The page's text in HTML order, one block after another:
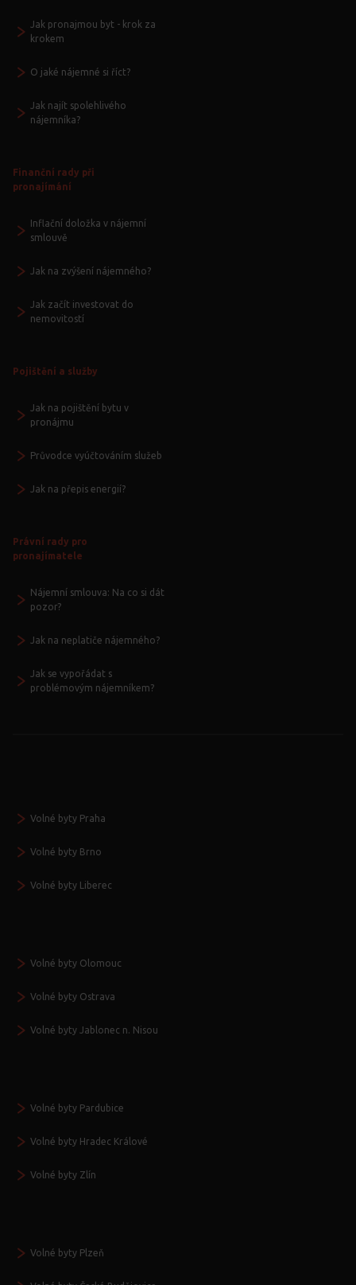
Jak pronajmou byt - krok za
krokem
O jaké nájemné si říct?
Jak najít spolehlivého
nájemníka?
Finanční rady při
pronajímání
Inflační doložka v nájemní
smlouvě
Jak na zvýšení nájemného?
Jak začít investovat do
nemovitostí
Pojištění a služby
Jak na pojištění bytu v
pronájmu
Průvodce vyúčtováním služeb
Jak na přepis energií?
Právní rady pro
pronajímatele
Nájemní smlouva: Na co si dát
pozor?
Jak na neplatiče nájemného?
Jak se vypořádat s
problémovým nájemníkem?
Volné byty Praha
Volné byty Brno
Volné byty Liberec
Volné byty Olomouc
Volné byty Ostrava
Volné byty Jablonec n. Nisou
Volné byty Pardubice
Volné byty Hradec Králové
Volné byty Zlín
Volné byty Plzeň